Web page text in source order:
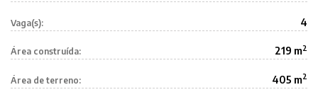
Vaga(s): 4
Área construída: 219 m2
Área de terreno: 405 m2